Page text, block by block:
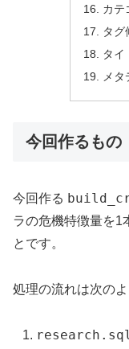
カテ
タグ
タイ
メ
今回作るもの
今回作る
ラの危機特徴量を1
とです。
処理の流れは次のよ